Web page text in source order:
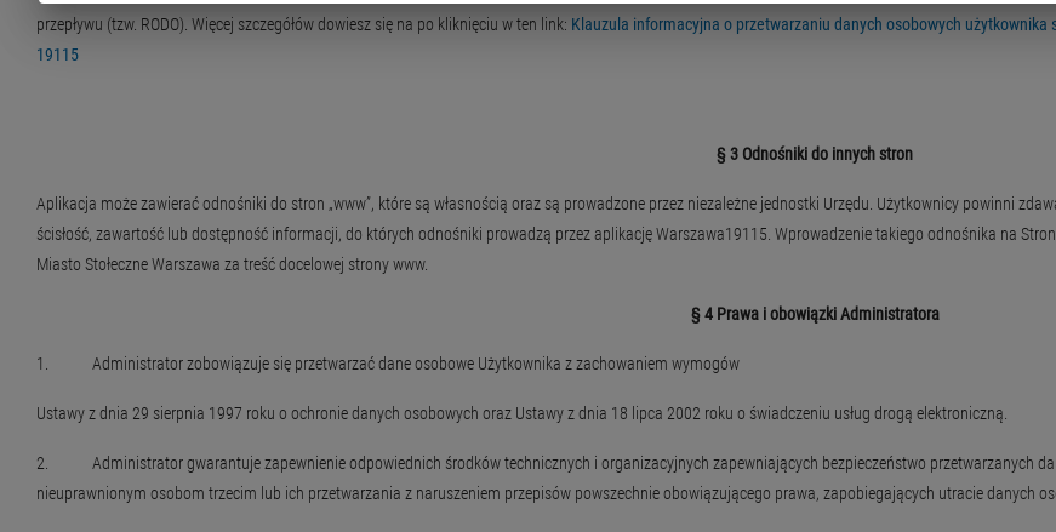
przepływu (tzw. RODO). Więcej szczegółów dowiesz się na po kliknięciu w ten link: Klauzula informacyjna o przetwarzaniu danych osobowych
19115
§ 3 Odnośniki do innych stron
Aplikacja może zawierać odnośniki do stron „www”, które są własnością oraz są prowadzone przez niezależne jednostki Urzędu. Użytkownicy powinni
ścisłość, zawartość lub dostępność informacji, do których odnośniki prowadzą przez aplikację Warszawa19115. Wprowadzenie takiego odnośnika na
Miasto Stołeczne Warszawa za treść docelowej strony www.
§ 4 Prawa i obowiązki Administratora
1. Administrator zobowiązuje się przetwarzać dane osobowe Użytkownika z zachowaniem wymogów
Ustawy z dnia 29 sierpnia 1997 roku o ochronie danych osobowych oraz Ustawy z dnia 18 lipca 2002 roku o świadczeniu usług drogą elektroniczną.
2. Administrator gwarantuje zapewnienie odpowiednich środków technicznych i organizacyjnych zapewniających bezpieczeństwo przetwarzanych
nieuprawnionym osobom trzecim lub ich przetwarzania z naruszeniem przepisów powszechnie obowiązującego prawa, zapobiegających utracie danych